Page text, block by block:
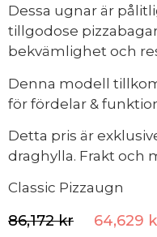
Dessa ugnar är
tillgodose
bekvämlighet och
Denna modell
för fördelar &
Detta pris är
draghylla. Frakt och
Classic Pizzaugn
86,172kr 64,629